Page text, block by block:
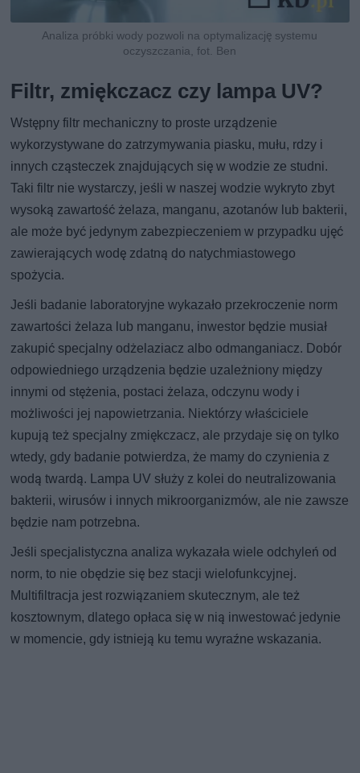
Analiza próbki wody pozwoli na optymalizację systemu
oczyszczania, fot. Ben
Filtr, zmiękczacz czy lampa UV?
Wstępny filtr mechaniczny to proste urządzenie
wykorzystywane do zatrzymywania piasku, mułu, rdzy i
innych cząsteczek znajdujących się w wodzie ze studni.
Taki filtr nie wystarczy, jeśli w naszej wodzie wykryto zbyt
wysoką zawartość żelaza, manganu, azotanów lub bakterii,
ale może być jedynym zabezpieczeniem w przypadku ujęć
zawierających wodę zdatną do natychmiastowego
spożycia.
Jeśli badanie laboratoryjne wykazało przekroczenie norm
zawartości żelaza lub manganu, inwestor będzie musiał
zakupić specjalny odżelaziacz albo odmanganiacz. Dobór
odpowiedniego urządzenia będzie uzależniony między
innymi od stężenia, postaci żelaza, odczynu wody i
możliwości jej napowietrzania. Niektórzy właściciele
kupują też specjalny zmiękczacz, ale przydaje się on tylko
wtedy, gdy badanie potwierdza, że mamy do czynienia z
wodą twardą. Lampa UV służy z kolei do neutralizowania
bakterii, wirusów i innych mikroorganizmów, ale nie zawsze
będzie nam potrzebna.
Jeśli specjalistyczna analiza wykazała wiele odchyleń od
norm, to nie obędzie się bez stacji wielofunkcyjnej.
Multifiltracja jest rozwiązaniem skutecznym, ale też
kosztownym, dlatego opłaca się w nią inwestować jedynie
w momencie, gdy istnieją ku temu wyraźne wskazania.